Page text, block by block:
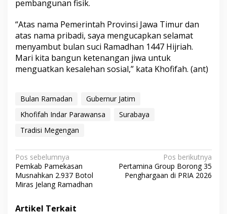
pembangunan fisik.
“Atas nama Pemerintah Provinsi Jawa Timur dan
atas nama pribadi, saya mengucapkan selamat
menyambut bulan suci Ramadhan 1447 Hijriah.
Mari kita bangun ketenangan jiwa untuk
menguatkan kesalehan sosial,” kata Khofifah. (ant)
Bulan Ramadan
Gubernur Jatim
Khofifah Indar Parawansa
Surabaya
Tradisi Megengan
N
a
v
i
Pos sebelumnya
Pemkab Pamekasan
Musnahkan 2.937 Botol
Miras Jelang Ramadhan
Pos berikutnya
Pertamina Group Borong 35
Penghargaan di PRIA 2026
Artikel Terkait